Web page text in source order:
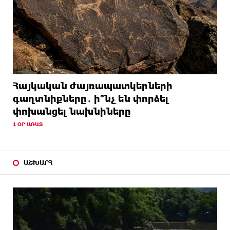
Հայկական ժայռապատկերների
գաղտնիքները․ ի՞նչ են փորձել
փոխանցել նախնիները
1 ՕՐ ԱՌԱՋ
ԱՇԽԱՐՀ